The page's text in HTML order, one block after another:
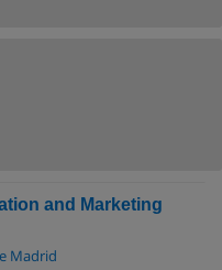
and Marketing
Madrid